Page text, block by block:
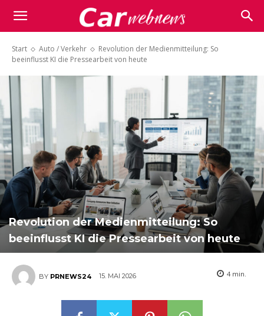
Carwebnews.com
Start Auto / Verkehr
Revolution der Medienmitteilung: So
beeinflusst KI die Pressearbeit von heute
Revolution der Medienmitteilung: So
beeinflusst KI die Pressearbeit von heute
BY PRNEWS24 15. MAI 2026 4 min.